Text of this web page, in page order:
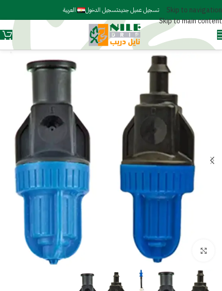
Skip to navigation
Skip to main content
تسجيل عميل جديدتسجيل الدخول العربية
Click to enlarge